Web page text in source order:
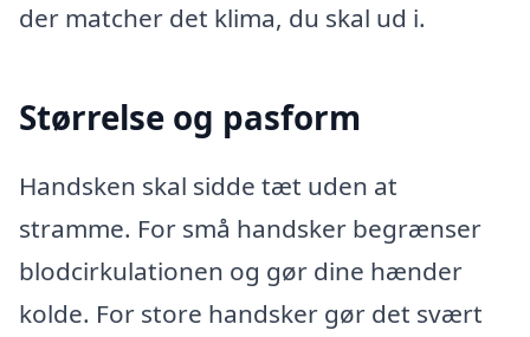
der matcher det klima, du skal ud i.
Størrelse og pasform
Handsken skal sidde tæt uden at
stramme. For små handsker begrænser
blodcirkulationen og gør dine hænder
kolde. For store handsker gør det svært